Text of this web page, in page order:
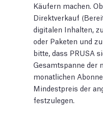
Käufern machen.
Direktverkauf
digitalen Inhalten,
oder Paketen und
bitte, dass PRUSA
Gesamtspanne der
monatlichen
Mindestpreis der
festzulegen.